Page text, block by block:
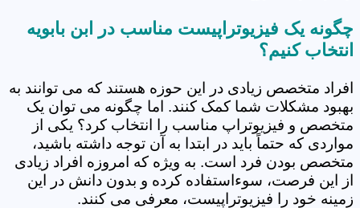
چگونه یک فیزیوتراپیست مناسب در ابن بابویه
انتخاب کنیم؟
افراد متخصص زیادی در این حوزه هستند که می توانند به
بهبود مشکلات شما کمک کنند. اما چگونه می توان یک
متخصص و فیزیوتراپ مناسب را انتخاب کرد؟ یکی از
مواردی که حتماً باید در ابتدا به آن توجه داشته باشید،
متخصص بودن فرد است. به ویژه که امروزه افراد زیادی
از این فرصت، سوءاستفاده کرده و بدون دانش در این
زمینه خود را فیزیوتراپیست، معرفی می کنند.